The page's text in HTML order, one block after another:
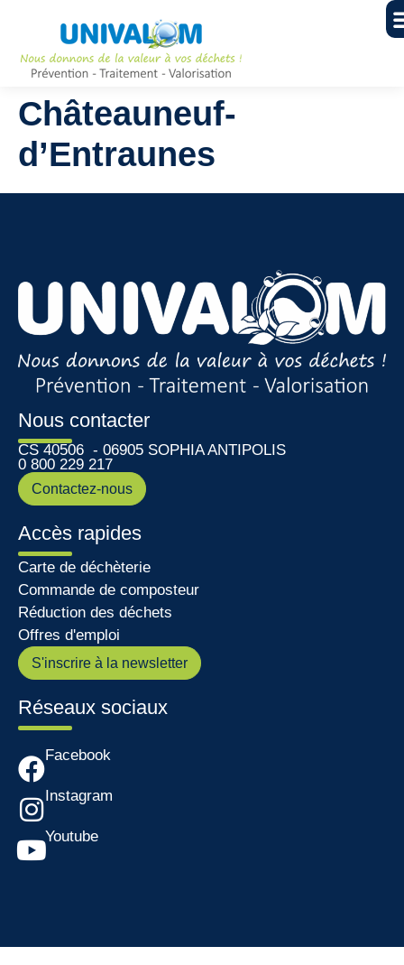
Châteauneuf-
d’Entraunes
Nous contacter
CS 40506 - 06905 SOPHIA ANTIPOLIS
0 800 229 217
Contactez-nous
Accès rapides
Carte de déchèterie
Commande de composteur
Réduction des déchets
Offres d'emploi
S'inscrire à la newsletter
Réseaux sociaux
Facebook
Instagram
Youtube